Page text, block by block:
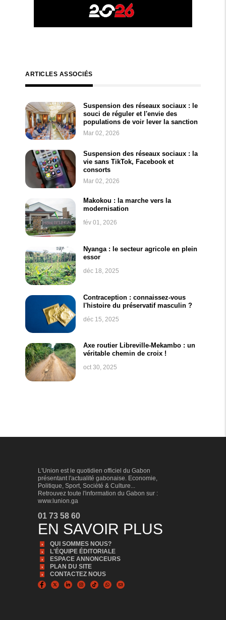
ARTICLES ASSOCIÉS
Suspension des réseaux sociaux : le
souci de réguler et l'envie des
populations de voir lever la sanction
Mar 02, 2026
Suspension des réseaux sociaux : la
vie sans TikTok, Facebook et
consorts
Mar 02, 2026
Makokou : la marche vers la
modernisation
fév 01, 2026
Nyanga : le secteur agricole en plein
essor
déc 18, 2025
Contraception : connaissez-vous
l'histoire du préservatif masculin ?
déc 15, 2025
Axe routier Libreville-Mekambo : un
véritable chemin de croix !
oct 30, 2025
L'Union est le quotidien officiel du Gabon
présentant l'actualité gabonaise. Economie,
Politique, Sport, Société & Culture...
Retrouvez toute l'information du Gabon sur :
www.lunion.ga
01 73 58 60
EN SAVOIR PLUS
QUI SOMMES NOUS?
L'ÉQUIPE ÉDITORIALE
ESPACE ANNONCEURS
PLAN DU SITE
CONTACTEZ NOUS